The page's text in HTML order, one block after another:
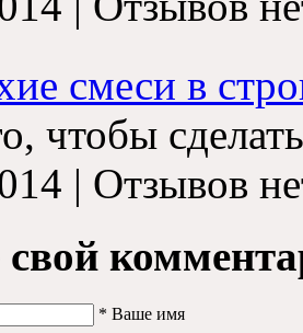
смеси в
чтобы
| Отзывов
свой
* Ваше имя